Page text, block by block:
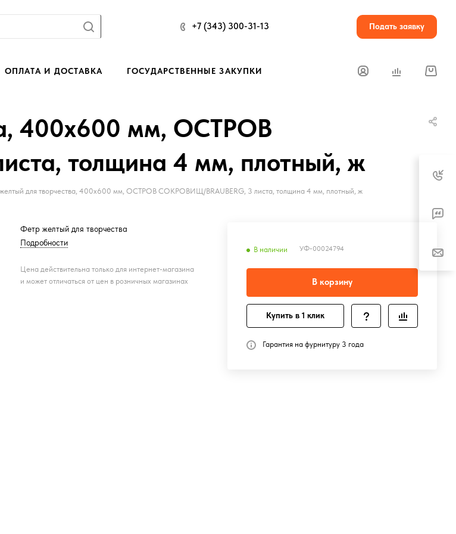
+7 (343) 300-31-13 Подать заявку
ОПЛАТА И ДОСТАВКА ГОСУДАРСТВЕННЫЕ ЗАКУПКИ
400х600 мм, ОСТРОВ
толщина 4 мм, плотный, ж
для творчества, 400х600 мм, ОСТРОВ СОКРОВИЩ/BRAUBERG, 3 листа, толщина 4 мм, плотный, ж
В наличии УФ-00024794
В корзину
Купить в 1 клик
Гарантия на фурнитуру 3 года
Фетр желтый для творчества
Подробности
Цена действительна только для интернет-магазина
и может отличаться от цен в розничных магазинах